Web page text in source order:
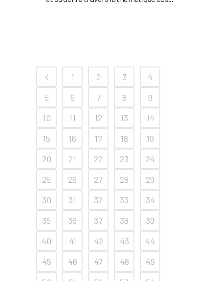
1 2 3
4
5
6 7 8
9
10
11 12 13
14
15
16 17 18
19
20
21 22 23
24
25
26 27 28
29
30
31 32 33
34
35
36 37 38
39
40
41 42 43
44
45
46 47 48
49